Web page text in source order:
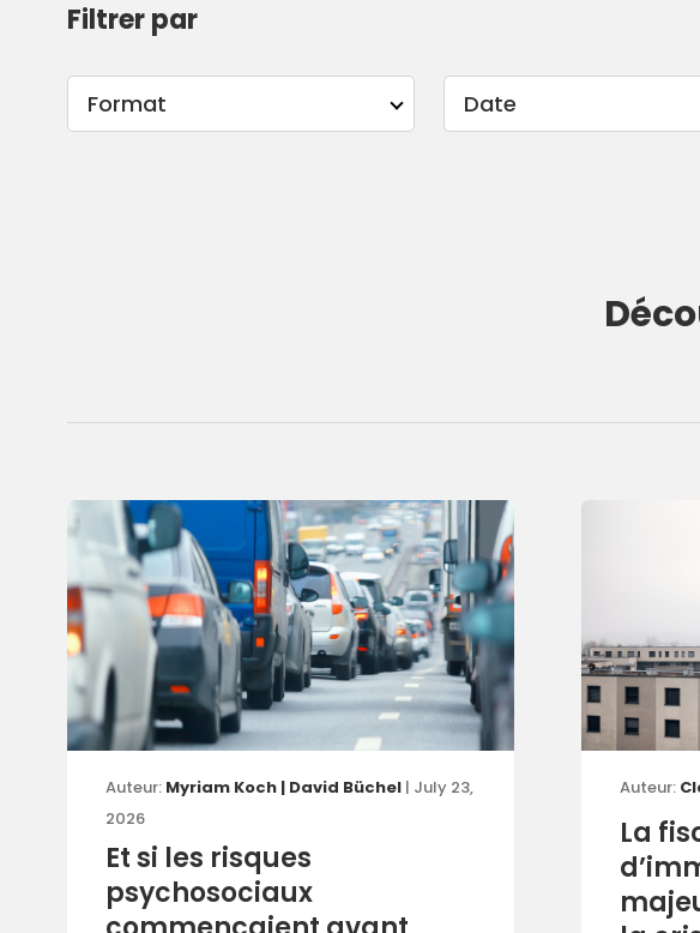
Filtrer par
Format Date
Auteur: Myriam Koch | David Büchel | July 23,
2026
Et si les risques
psychosociaux
Auteur:
La